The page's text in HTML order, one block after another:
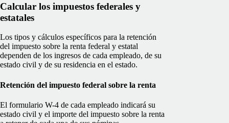
Calcular los impuestos federales y
estatales
Los tipos y cálculos específicos para la retención
del impuesto sobre la renta federal y estatal
dependen de los ingresos de cada empleado, de su
estado civil y de su residencia en el estado.
Retención del impuesto federal sobre la renta
El formulario W-4 de cada empleado indicará su
estado civil y el importe del impuesto sobre la renta